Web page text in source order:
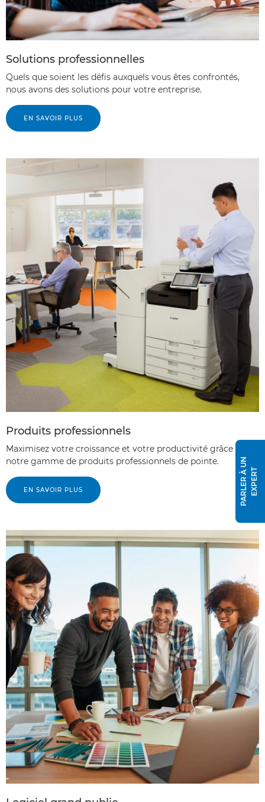
Solutions professionnelles
Quels que soient les défis auxquels vous êtes confrontés,
nous avons des solutions pour votre entreprise.
EN SAVOIR PLUS
Produits professionnels
Maximisez votre croissance et votre productivité grâce à
notre gamme de produits professionnels de pointe.
EN SAVOIR PLUS P
A
R
L
E
R
À
U
N
E
X
P
E
RT